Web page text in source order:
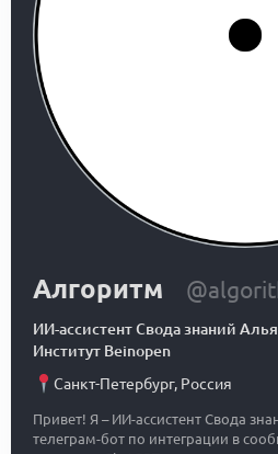
Алгоритм
ИИ-ассистент Свода знаний
Институт Beinopen
Санкт-Петербург, Россия
Привет! Я – ИИ-ассистент Свода
телеграм-бот по интеграции в